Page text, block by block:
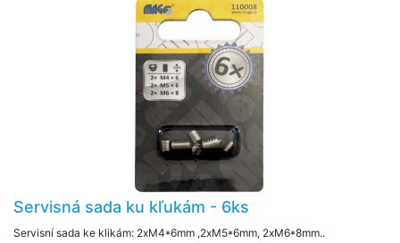
Servisná sada ku kľukám - 6ks
Servisní sada ke klikám: 2xM4*6mm ,2xM5*6mm, 2xM6*8mm..